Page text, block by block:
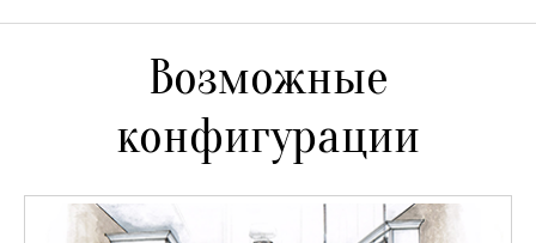
Возможные
конфигурации